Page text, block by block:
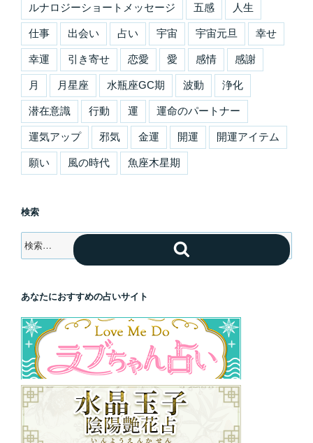
ルナロジーショートメッセージ 五感 人生
仕事 出会い 占い 宇宙 宇宙元旦 幸せ
幸運 引き寄せ 恋愛 愛 感情 感謝
月 月星座 水瓶座GC期 波動 浄化
潜在意識 行動 運 運命のパートナー
運気アップ 邪気 金運 開運 開運アイテム
願い 風の時代 魚座木星期
検索
検
索:
索
あなたにおすすめの占いサイト